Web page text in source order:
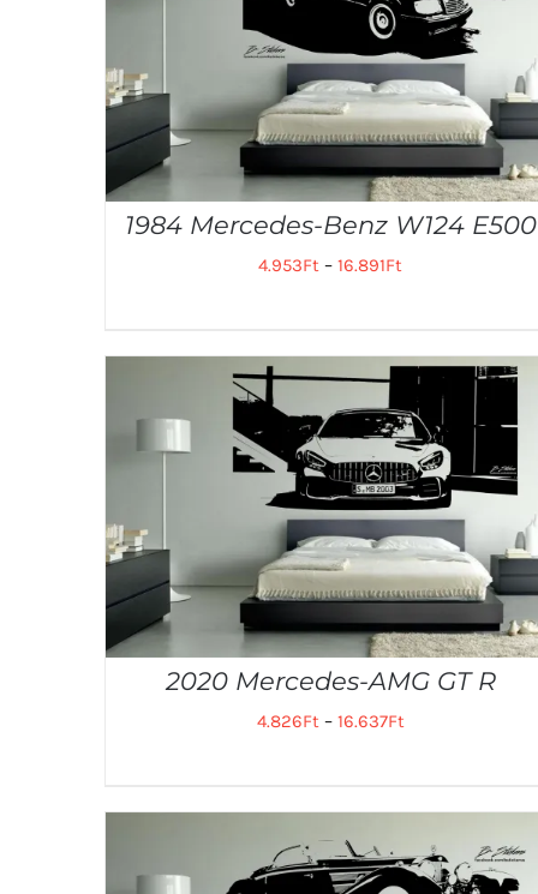
1984 Mercedes-Benz W124 E500
4.953Ft –16.891Ft
2020 Mercedes-AMG GT R
4.826Ft– 16.637Ft